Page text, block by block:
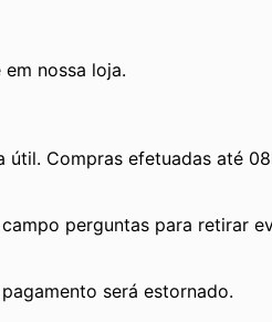
nossa loja.
útil. Compras efetuadas até
perguntas para retirar
será estornado.